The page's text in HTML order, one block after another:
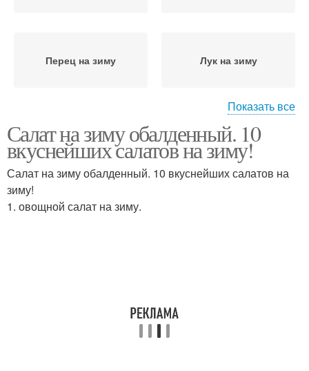
Перец на зиму Лук на зиму
Помидор на зиму
Показать все
Салат на зиму обалденный. 10
вкуснейших салатов на зиму!
Салат на зиму обалденный. 10 вкуснейших салатов на
зиму!
1. овощной салат на зиму.